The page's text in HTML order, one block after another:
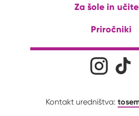
Za šole in
Priročniki
Družabna omrežja
Na
Kontakt uredništva: